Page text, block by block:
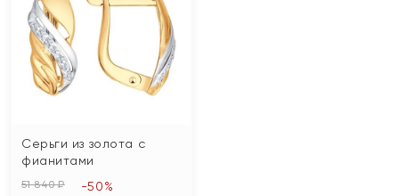
Серьги из золота с
фианитами
51 840 ₽ -50%